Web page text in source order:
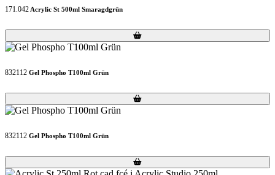
171.042 Acrylic St 500ml Smaragdgrün
Loading...
Loading...
832112 Gel Phospho T100ml Grün
Loading...
Loading...
832112 Gel Phospho T100ml Grün
Loading...
Loading...